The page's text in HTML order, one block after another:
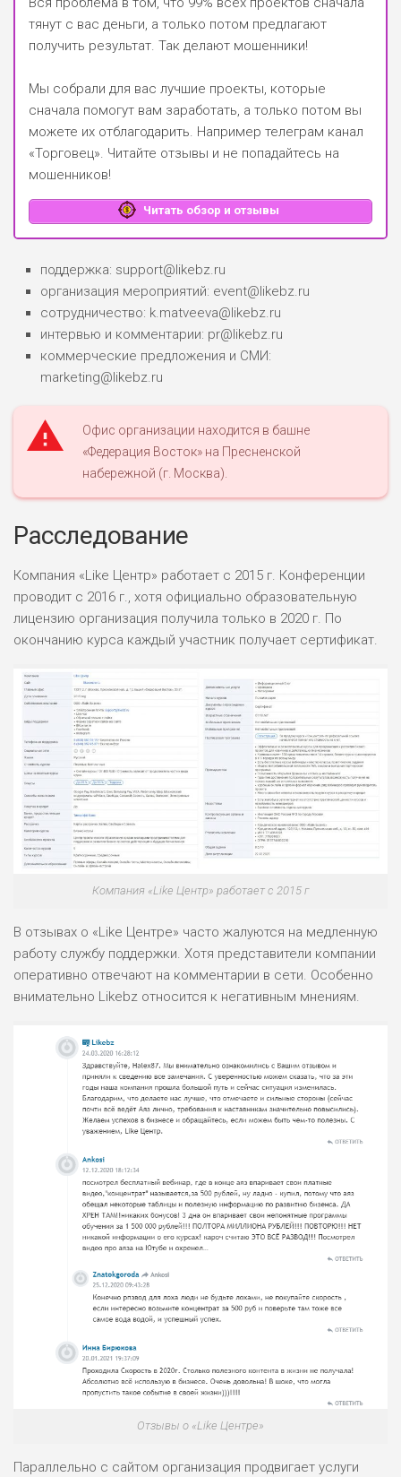
тянут с вас деньги, а только потом предлагают
получить результат. Так делают мошенники!
Мы собрали для вас лучшие проекты, которые
сначала помогут вам заработать, а только потом вы
можете их отблагодарить. Например телеграм канал
«Торговец». Читайте отзывы и не попадайтесь на
мошенников!
Читать обзор и отзывы
поддержка: support@likebz.ru
организация мероприятий: event@likebz.ru
сотрудничество: k.matveeva@likebz.ru
интервью и комментарии: pr@likebz.ru
коммерческие предложения и СМИ:
marketing@likebz.ru
Офис организации находится в башне
«Федерация Восток» на Пресненской
набережной (г. Москва).
Расследование
Компания «Like Центр» работает с 2015 г. Конференции
проводит с 2016 г., хотя официально образовательную
лицензию организация получила только в 2020 г. По
окончанию курса каждый участник получает сертификат.
Компания «Like Центр» работает с 2015 г
В отзывах о «Like Центре» часто жалуются на медленную
работу службу поддержки. Хотя представители компании
оперативно отвечают на комментарии в сети. Особенно
внимательно Likebz относится к негативным мнениям.
Отзывы о «Like Центре»
Параллельно с сайтом организация продвигает услуги